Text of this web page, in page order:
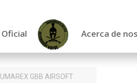
Acerca de
GBB AIRSOFT